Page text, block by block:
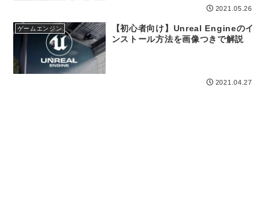
2021.05.26
ゲームエンジン
【初心者向け】Unreal Engineのイ
ンストール方法を画像つきで解説
2021.04.27